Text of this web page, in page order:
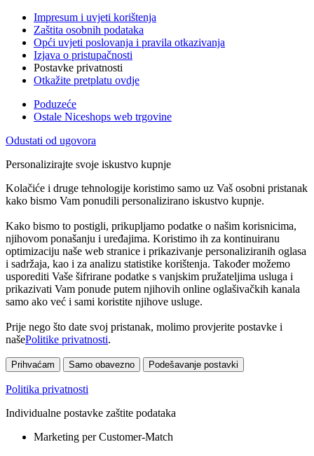
Impresum i uvjeti korištenja
Zaštita osobnih podataka
Opći uvjeti poslovanja i pravila otkazivanja
Izjava o pristupačnosti
Postavke privatnosti
Otkažite pretplatu ovdje
Poduzeće
Ostale Niceshops web trgovine
Odustati od ugovora
Personalizirajte svoje iskustvo kupnje
Kolačiće i druge tehnologije koristimo samo uz Vaš osobni pristanak
kako bismo Vam ponudili personalizirano iskustvo kupnje.
Kako bismo to postigli, prikupljamo podatke o našim korisnicima,
njihovom ponašanju i uređajima. Koristimo ih za kontinuiranu
optimizaciju naše web stranice i prikazivanje personaliziranih oglasa
i sadržaja, kao i za analizu statistike korištenja. Također možemo
usporediti Vaše šifrirane podatke s vanjskim pružateljima usluga i
prikazivati Vam ponude putem njihovih online oglašivačkih kanala
samo ako već i sami koristite njihove usluge.
Prije nego što date svoj pristanak, molimo provjerite postavke i
našePolitike privatnosti.
Prihvaćam Samo obavezno Podešavanje postavki
Politika privatnosti
Individualne postavke zaštite podataka
Marketing per Customer-Match